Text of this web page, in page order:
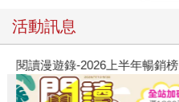
活動訊息
閱讀漫遊錄-2026上半年暢銷榜